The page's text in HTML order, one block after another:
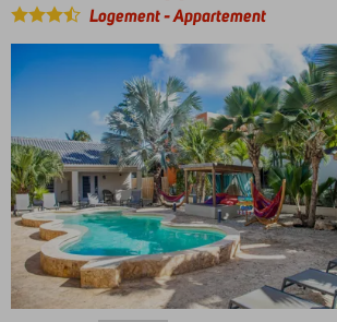
Logement-Appartement